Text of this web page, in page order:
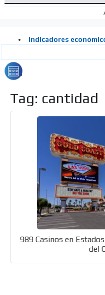
ADS-26
Tag: cantidad
989 Casinos en
del